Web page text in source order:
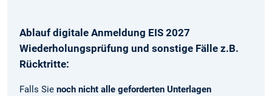
Ablauf digitale Anmeldung EIS 2027
Wiederholungsprüfung und sonstige Fälle z.B.
Rücktritte:
Falls Sie noch nicht alle geforderten Unterlagen